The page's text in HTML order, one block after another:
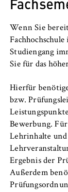
Deutsche
mit dem
Test
dem
Goethe
telc
Dies gilt auch
die ihre HZB im
Vom Nachweis
befreit:
Besuch
Wenn Sie
Studiengang
Sie für das
Hierfür
bzw.
Bewerbung.
Lehrinhalte
Ergebnis der
Außerdem
Name:
Anbieter:
Matomo
Zweck:
unser
Hierzu
helfen zu
Cookie
bis zu 13